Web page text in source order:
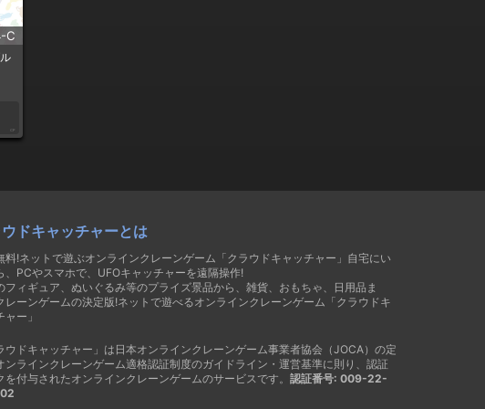
C
CP
ドキャッチャーとは
料!ネットで遊ぶオンラインクレーンゲーム「クラウドキャッチャー」自宅にい
、PCやスマホで、UFOキャッチャーを遠隔操作!
フィギュア、ぬいぐるみ等のプライズ景品から、雑貨、おもちゃ、日用品ま
レーンゲームの決定版!ネットで遊べるオンラインクレーンゲーム「クラウドキ
ャー」
ウドキャッチャー」は日本オンラインクレーンゲーム事業者協会（JOCA）の定
ンラインクレーンゲーム適格認証制度のガイドライン・運営基準に則り、認証
を付与されたオンラインクレーンゲームのサービスです。 認証番号: 009-22-